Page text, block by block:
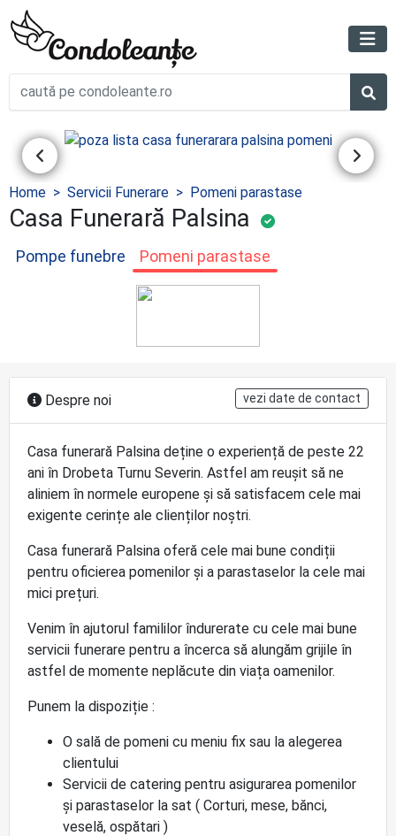
Home Servicii Funerare Pomeni parastase
Casa Funerară Palsina
Pompe funebre Pomeni parastase
Despre noi vezi date de contact
Casa funerară Palsina deține o experiență de peste 22
ani în Drobeta Turnu Severin. Astfel am reușit să ne
aliniem în normele europene și să satisfacem cele mai
exigente cerințe ale clienților noștri.
Casa funerară Palsina oferă cele mai bune condiții
pentru oficierea pomenilor și a parastaselor la cele mai
mici prețuri.
Venim în ajutorul famililor îndurerate cu cele mai bune
servicii funerare pentru a încerca să alungăm grijile în
astfel de momente neplăcute din viața oamenilor.
Punem la dispoziție :
O sală de pomeni cu meniu fix sau la alegerea
clientului
Servicii de catering pentru asigurarea pomenilor
și parastaselor la sat ( Corturi, mese, bănci,
veselă, ospătari )